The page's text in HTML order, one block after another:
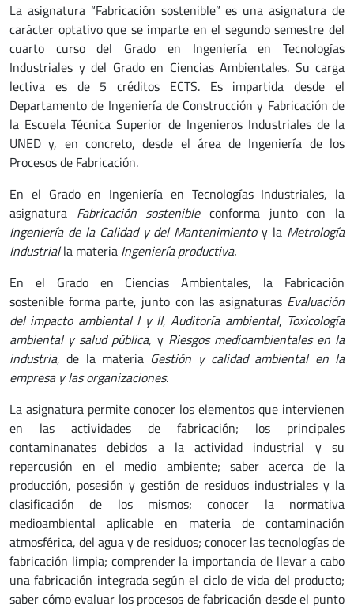
La asignatura “Fabricación sostenible” es una asignatura de
carácter optativo que se imparte en el segundo semestre del
cuarto curso del Grado en Ingeniería en Tecnologías
Industriales y del Grado en Ciencias Ambientales. Su carga
lectiva es de 5 créditos ECTS. Es impartida desde el
Departamento de Ingeniería de Construcción y Fabricación de
la Escuela Técnica Superior de Ingenieros Industriales de la
UNED y, en concreto, desde el área de Ingeniería de los
Procesos de Fabricación.
En el Grado en Ingeniería en Tecnologías Industriales, la
asignatura Fabricación sostenibleconforma junto con la
Ingeniería de la Calidad y del Mantenimientoy la Metrología
Industrialla materia Ingeniería productiva.
En el Grado en Ciencias Ambientales, la Fabricación
sostenible forma parte, junto con las asignaturas Evaluación
del impacto ambiental I y II,Auditoría ambiental, Toxicología
ambiental y salud pública, y Riesgos medioambientales en la
industria, de la materia Gestión y calidad ambiental en la
empresa y las organizaciones.
La asignatura permite conocer los elementos que intervienen
en las actividades de fabricación; los principales
contaminanates debidos a la actividad industrial y su
repercusión en el medio ambiente; saber acerca de la
producción, posesión y gestión de residuos industriales y la
clasificación de los mismos; conocer la normativa
medioambiental aplicable en materia de contaminación
atmosférica, del agua y de residuos; conocer las tecnologías de
fabricación limpia; comprender la importancia de llevar a cabo
una fabricación integrada según el ciclo de vida del producto;
saber cómo evaluar los procesos de fabricación desde el punto